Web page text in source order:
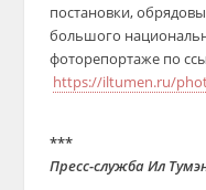
постановки,
большого
фоторепортаже по
https://iltumen.ru/
***
Пресс-служба Ил